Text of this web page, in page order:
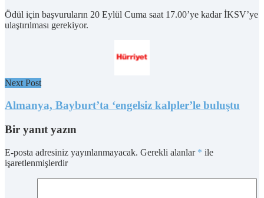
Ödül için başvuruların 20 Eylül Cuma saat 17.00’ye kadar İKSV’ye
ulaştırılması gerekiyor.
Next Post
Almanya, Bayburt’ta ‘engelsiz kalpler’le buluştu
Bir yanıt yazın
E-posta adresiniz yayınlanmayacak. Gerekli alanlar * ile
işaretlenmişlerdir